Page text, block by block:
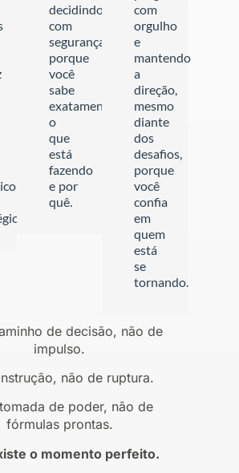
decidindo
com
segurança
porque
você
sabe
exatamente
o
que
está
fazendo
e por
quê.
com
orgulho
e
mantendo
a
direção,
mesmo
diante
dos
desafios,
porque
você
confia
em
quem
está
se
tornando.
de decisão, não de
impulso.
não de ruptura.
de poder, não de
fórmulas prontas.
o momento perfeito.